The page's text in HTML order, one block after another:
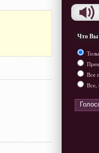
Что Вы
Все
Все,